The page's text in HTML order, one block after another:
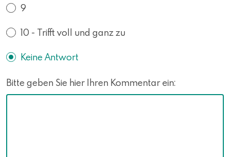
9
10 - Trifft voll und ganz zu
Keine Antwort
Bitte geben Sie hier Ihren Kommentar ein: